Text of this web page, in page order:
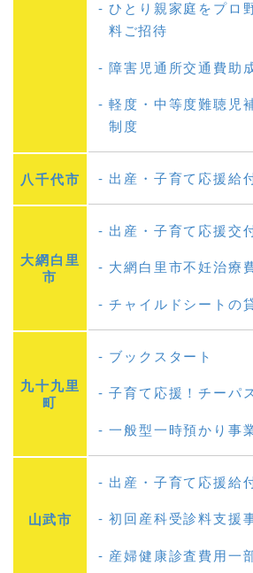
ひとり親家庭をプロ
料ご招待
障害児通所交通費助
軽度・中等度難聴児
制度
八千代市 出産・子育て応援給
大網白里
市
出産・子育て応援交
大網白里市不妊治療
チャイルドシートの
九十九里
町
ブックスタート
子育て応援！チーパ
一般型一時預かり事
山武市
出産・子育て応援給
初回産科受診料支援
産婦健康診査費用一